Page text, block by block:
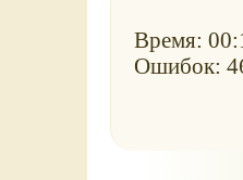
Время:
Ошибок: